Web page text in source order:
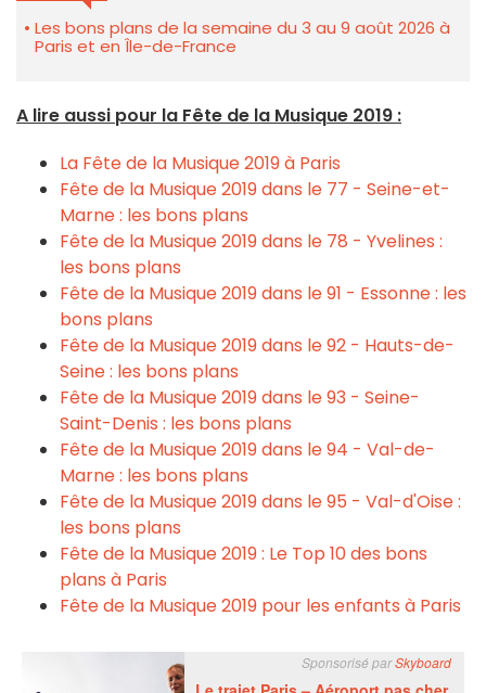
Les bons plans de la semaine du 3 au 9 août 2026 à
Paris et en Île-de-France
A lire aussi pour la Fête de la Musique 2019 :
La Fête de la Musique 2019 à Paris
Fête de la Musique2019dans le 77 - Seine-et-
Marne : les bons plans
Fête de la Musique2019dans le 78 - Yvelines :
les bons plans
Fête de la Musique2019dans le 91 - Essonne : les
bons plans
Fête de la Musique2019dans le 92 - Hauts-de-
Seine : les bons plans
Fête de la Musique2019dans le 93 - Seine-
Saint-Denis : les bons plans
Fête de la Musique2019dans le 94 - Val-de-
Marne : les bons plans
Fête de la Musique2019dans le 95 - Val-d'Oise :
les bons plans
Fête de la Musique2019: Le Top 10 des bons
plans à Paris
Fête de la Musique2019 pour les enfants à Paris